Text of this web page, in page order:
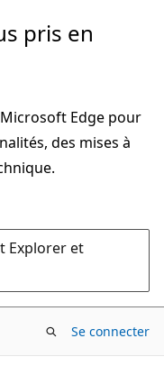
pris en
Edge pour
des mises à
Explorer et
Se connecter